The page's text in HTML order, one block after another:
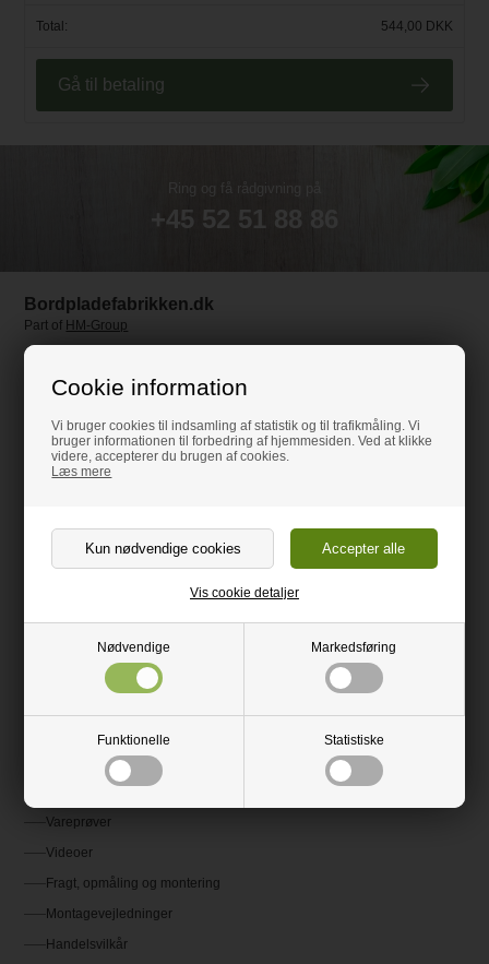
Cookie information
Vi bruger cookies til indsamling af statistik og til trafikmåling. Vi
bruger informationen til forbedring af hjemmesiden. Ved at klikke
videre, accepterer du brugen af cookies.
Læs mere
Nødvendige Markedsføring
Funktionelle Statistiske
Vis cookie detaljer
Total: 544,00 DKK
Gå til betaling
Ring og få rådgivning på
+45 52 51 88 86
Bordpladefabrikken.dk
Part of HM-Group
Ved Stranden 1,
9560 Hadsund
CVR: 30527615
+45 52 51 88 86
salg@bordpladefabrikken.dk
Kundeservice
Kontakt os
Samarbejde & Sponsorater
Vareprøver
Videoer
Fragt, opmåling og montering
Montagevejledninger
Handelsvilkår